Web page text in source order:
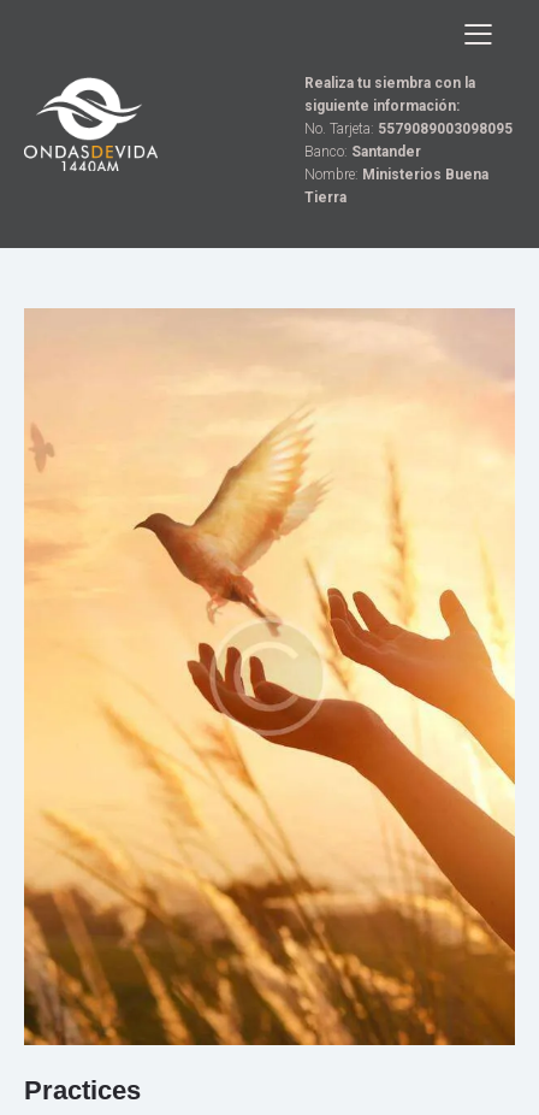
Realiza tu siembra con la
siguiente información:
No. Tarjeta: 5579089003098095
Banco: Santander
Nombre: Ministerios Buena
Tierra
Practices